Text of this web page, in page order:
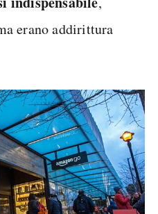
erano addirittura